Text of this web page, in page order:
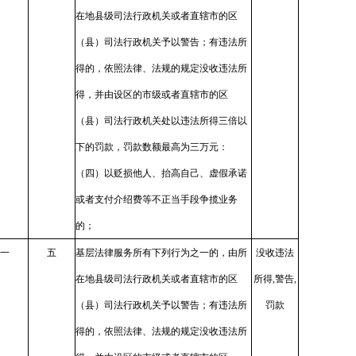
在地县级司法行政机关或者直辖市的区
（县）司法行政机关予以警告；有违法所
得的，依照法律、法规的规定没收违法所
得，并由设区的市级或者直辖市的区
（县）司法行政机关处以违法所得三倍以
下的罚款，罚款数额最高为三万元：
（四）以贬损他人、抬高自己、虚假承诺
或者支付介绍费等不正当手段争揽业务
的；
一 五 基层法律服务所有下列行为之一的，由所
在地县级司法行政机关或者直辖市的区
（县）司法行政机关予以警告；有违法所
得的，依照法律、法规的规定没收违法所
没收违法
所得,警告,
罚款